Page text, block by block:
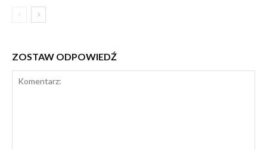
ZOSTAW ODPOWIEDŹ